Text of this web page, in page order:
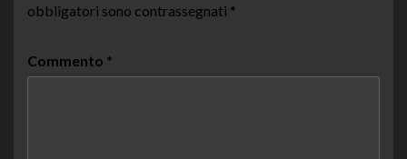
obbligatori sono contrassegnati *
Commento *